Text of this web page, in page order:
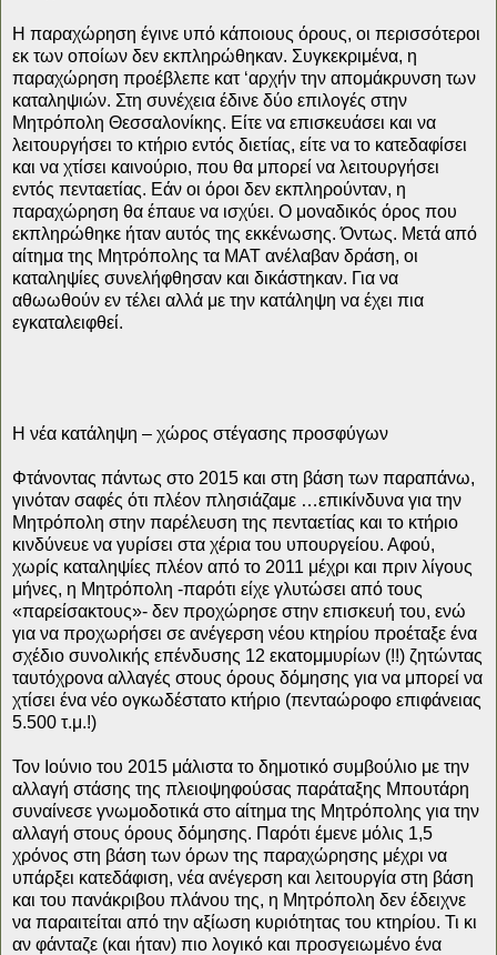
Η παραχώρηση έγινε υπό κάποιους όρους, οι περισσότεροι
εκ των οποίων δεν εκπληρώθηκαν. Συγκεκριμένα, η
παραχώρηση προέβλεπε κατ ‘αρχήν την απομάκρυνση των
καταληψιών. Στη συνέχεια έδινε δύο επιλογές στην
Μητρόπολη Θεσσαλονίκης. Είτε να επισκευάσει και να
λειτουργήσει το κτήριο εντός διετίας, είτε να το κατεδαφίσει
και να χτίσει καινούριο, που θα μπορεί να λειτουργήσει
εντός πενταετίας. Εάν οι όροι δεν εκπληρούνταν, η
παραχώρηση θα έπαυε να ισχύει. Ο μοναδικός όρος που
εκπληρώθηκε ήταν αυτός της εκκένωσης. Όντως. Μετά από
αίτημα της Μητρόπολης τα ΜΑΤ ανέλαβαν δράση, οι
καταληψίες συνελήφθησαν και δικάστηκαν. Για να
αθωωθούν εν τέλει αλλά με την κατάληψη να έχει πια
εγκαταλειφθεί.
Η νέα κατάληψη – χώρος στέγασης προσφύγων
Φτάνοντας πάντως στο 2015 και στη βάση των παραπάνω,
γινόταν σαφές ότι πλέον πλησιάζαμε …επικίνδυνα για την
Μητρόπολη στην παρέλευση της πενταετίας και το κτήριο
κινδύνευε να γυρίσει στα χέρια του υπουργείου. Αφού,
χωρίς καταληψίες πλέον από το 2011 μέχρι και πριν λίγους
μήνες, η Μητρόπολη -παρότι είχε γλυτώσει από τους
«παρείσακτους»- δεν προχώρησε στην επισκευή του, ενώ
για να προχωρήσει σε ανέγερση νέου κτηρίου προέταξε ένα
σχέδιο συνολικής επένδυσης 12 εκατομμυρίων (!!) ζητώντας
ταυτόχρονα αλλαγές στους όρους δόμησης για να μπορεί να
χτίσει ένα νέο ογκωδέστατο κτήριο (πενταώροφο επιφάνειας
5.500 τ.μ.!)
Τον Ιούνιο του 2015 μάλιστα το δημοτικό συμβούλιο με την
αλλαγή στάσης της πλειοψηφούσας παράταξης Μπουτάρη
συναίνεσε γνωμοδοτικά στο αίτημα της Μητρόπολης για την
αλλαγή στους όρους δόμησης. Παρότι έμενε μόλις 1,5
χρόνος στη βάση των όρων της παραχώρησης μέχρι να
υπάρξει κατεδάφιση, νέα ανέγερση και λειτουργία στη βάση
και του πανάκριβου πλάνου της, η Μητρόπολη δεν έδειχνε
να παραιτείται από την αξίωση κυριότητας του κτηρίου. Τι κι
αν φάνταζε (και ήταν) πιο λογικό και προσγειωμένο ένα